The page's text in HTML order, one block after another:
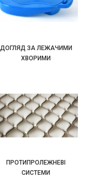
ДОГЛЯД ЗА ЛЕЖАЧИМИ
ХВОРИМИ
ПРОТИПРОЛЕЖНЕВІ
СИСТЕМИ